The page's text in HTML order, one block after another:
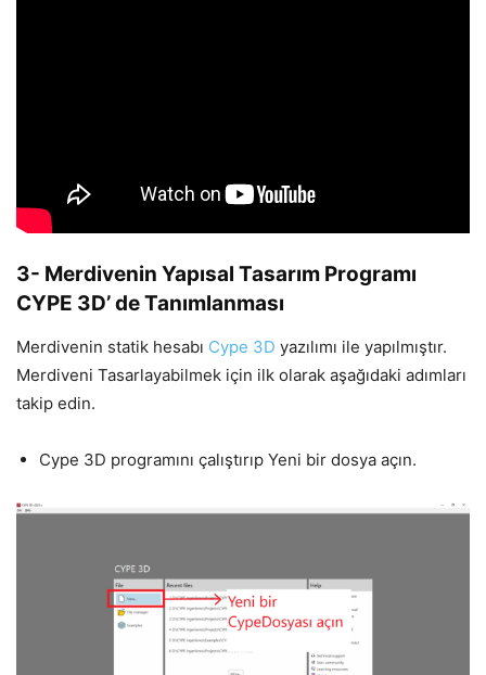
3- Merdivenin Yapısal Tasarım Programı
CYPE 3D’ de Tanımlanması
Merdivenin statik hesabı Cype 3D yazılımı ile yapılmıştır.
Merdiveni Tasarlayabilmek için ilk olarak aşağıdaki adımları
takip edin.
Cype 3D programını çalıştırıp Yeni bir dosya açın.